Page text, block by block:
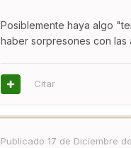
Posiblemente haya algo
haber sorpresones con las
Citar
Publicado17 de Diciembre